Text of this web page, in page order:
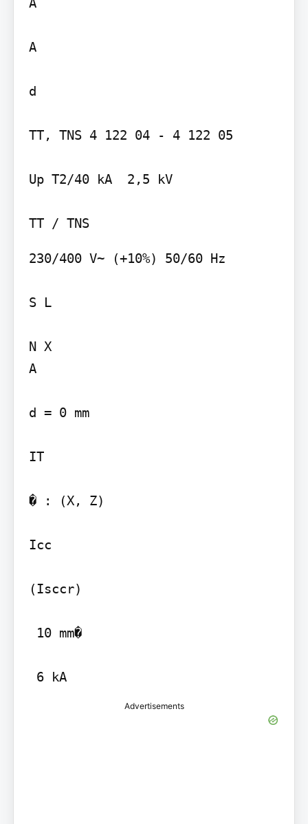
A
d
TT, TNS 4 122 04 - 4 122 05
Up T2/40 kA  2,5 kV
TT / TNS
230/400 V~ (+10%) 50/60 Hz
S L
N X
A
d = 0 mm
IT
� : (X, Z)
Icc
(Isccr)
6 kA
Advertisements